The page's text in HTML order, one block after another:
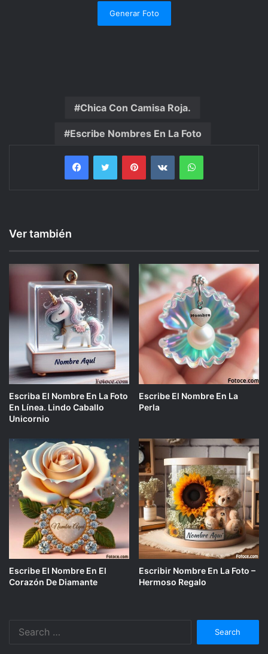
Generar Foto
Chica Con Camisa Roja.
Escribe Nombres En La Foto
FacebookTwitterPinterestVKontakteWhatsApp
Ver también
Escriba El Nombre En La Foto
En Línea. Lindo Caballo
Unicornio
Escribe El Nombre En La
Perla
Escribe El Nombre En El
Corazón De Diamante
Escribir Nombre En La Foto –
Hermoso Regalo